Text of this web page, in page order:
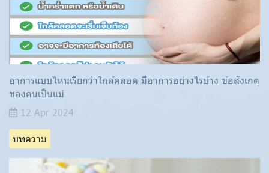
อาการแบบไหนเรียกว่าใกล้คลอด มีอาการอย่างไรบ้าง ข้อสังเกตุ
ของคนเป็นแม่
12 Apr 2024
บทความ